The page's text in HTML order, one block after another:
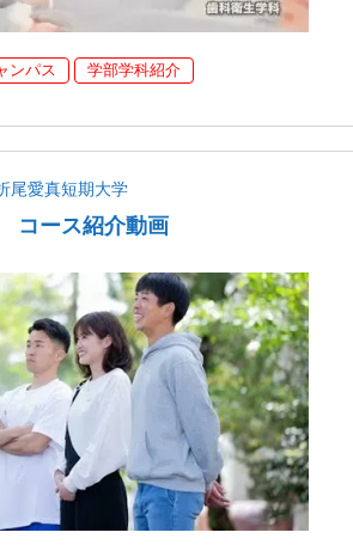
ンパス 学部学科紹介
尾愛真短期大学
コース紹介動画